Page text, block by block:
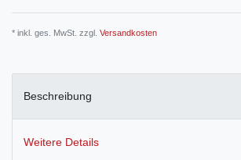
* inkl. ges. MwSt. zzgl. Versandkosten
Beschreibung
Weitere Details